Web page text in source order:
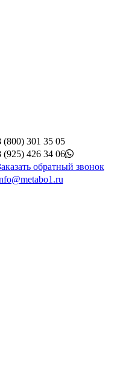
(800) 301 35 05
(925) 426 34 06
обратный звонок